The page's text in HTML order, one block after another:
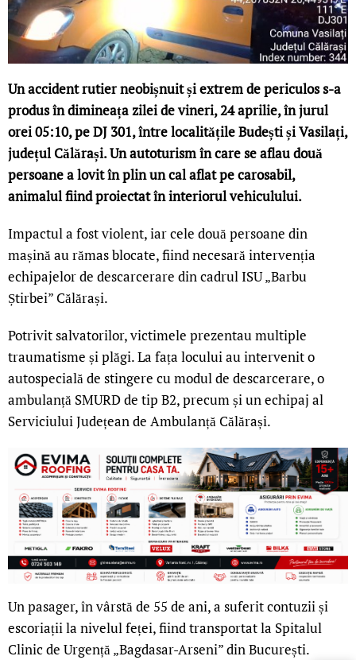
Un accident rutier neobișnuit și extrem de periculos s-a
produs în dimineața zilei de vineri, 24 aprilie, în jurul
orei 05:10, pe DJ 301, între localitățile Budești și Vasilați,
județul Călărași. Un autoturism în care se aflau două
persoane a lovit în plin un cal aflat pe carosabil,
animalul fiind proiectat în interiorul vehiculului.
Impactul a fost violent, iar cele două persoane din
mașină au rămas blocate, fiind necesară intervenția
echipajelor de descarcerare din cadrul ISU „Barbu
Știrbei” Călărași.
Potrivit salvatorilor, victimele prezentau multiple
traumatisme și plăgi. La fața locului au intervenit o
autospecială de stingere cu modul de descarcerare, o
ambulanță SMURD de tip B2, precum și un echipaj al
Serviciului Județean de Ambulanță Călărași.
Un pasager, în vârstă de 55 de ani, a suferit contuzii și
escoriații la nivelul feței, fiind transportat la Spitalul
Clinic de Urgență „Bagdasar-Arseni” din București.